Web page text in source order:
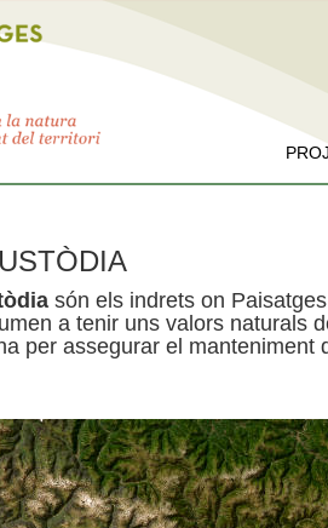
són els indrets on
a tenir uns valors naturals
per assegurar el manteniment